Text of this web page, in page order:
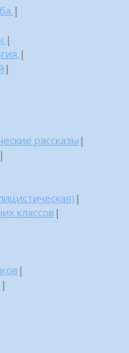
|
|
|
|
рассказы |
|
|
классов |
|
|